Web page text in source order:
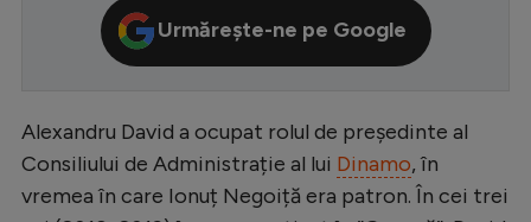
Premier League
Serie A
Bundesliga
Ligue 1
Urmărește-ne pe Google
Alexandru David a ocupat rolul de președinte al
Consiliului de Administrație al lui Dinamo, în
vremea în care Ionuț Negoiță era patron. În cei trei